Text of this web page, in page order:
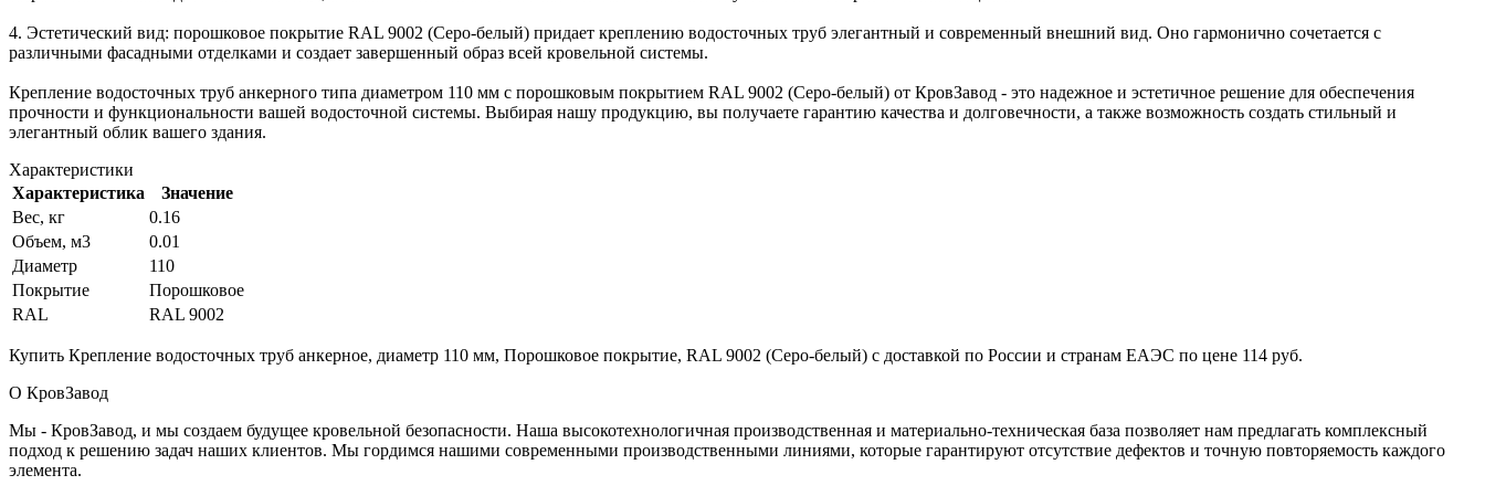
4. Эстетический вид: порошковое покрытие RAL 9002 (Серо-белый) придает креплению водосточных труб элегантный и современный внешний вид. Оно гармонично сочетается с
различными фасадными отделками и создает завершенный образ всей кровельной системы.
Крепление водосточных труб анкерного типа диаметром 110 мм с порошковым покрытием RAL 9002 (Серо-белый) от КровЗавод - это надежное и эстетичное решение для обеспечения
прочности и функциональности вашей водосточной системы. Выбирая нашу продукцию, вы получаете гарантию качества и долговечности, а также возможность создать стильный и
элегантный облик вашего здания.
Характеристики
Характеристика
Значение
Вес, кг
0.16
Объем, м3
0.01
Диаметр
110
Покрытие
Порошковое
RAL
RAL 9002
Купить Крепление водосточных труб анкерное, диаметр 110 мм, Порошковое покрытие, RAL 9002 (Серо-белый) с доставкой по России и странам ЕАЭС по цене 114 руб.
О КровЗавод
Мы - КровЗавод, и мы создаем будущее кровельной безопасности. Наша высокотехнологичная производственная и материально-техническая база позволяет нам предлагать комплексный
подход к решению задач наших клиентов. Мы гордимся нашими современными производственными линиями, которые гарантируют отсутствие дефектов и точную повторяемость каждого
элемента.